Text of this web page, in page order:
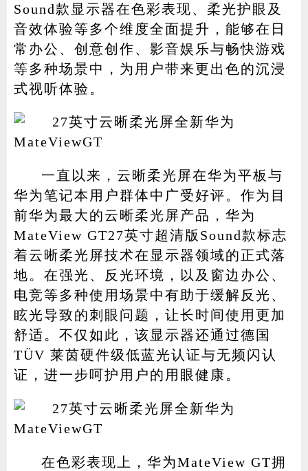
Sound款显示器在色彩表现、柔光护眼及
音效体验等多个维度全面提升，能够在日
常办公、创意创作、影音娱乐与畅快游戏
等多种场景中，为用户带来更出色的沉浸
式视听体验。
一直以来，云晰柔光屏在华为平板与
华为笔记本用户群体中广受好评。作为目
前华为最大的云晰柔光屏产品，华为
MateView GT27英寸超清版Sound款标志
着云晰柔光屏技术在显示器领域的正式落
地。在强光、反光环境，以及窗边办公、
电竞等多种使用场景中有助于缓解反光、
眩光导致的刺眼问题，让长时间使用更加
舒适。不仅如此，该显示器还通过德国
TÜV 莱茵硬件级低蓝光认证与无频闪认
证，进一步呵护用户的用眼健康。
在色彩表现上，华为MateView GT拥